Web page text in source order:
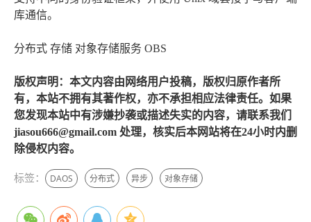
库通信。
分布式 存储 对象存储服务 OBS
版权声明：本文内容由网络用户投稿，版权归原作者所
有，本站不拥有其著作权，亦不承担相应法律责任。如果
您发现本站中有涉嫌抄袭或描述失实的内容，请联系我们
jiasou666@gmail.com 处理，核实后本网站将在24小时内删
除侵权内容。
标签： DAOS 分布式 异步 对象存储